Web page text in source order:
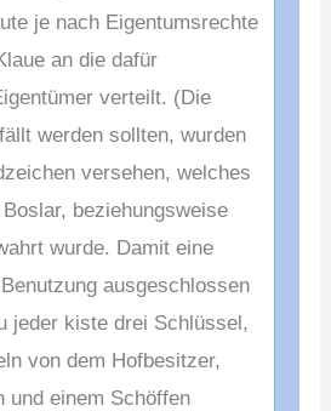
je nach Eigentumsrechte
an die dafür
verteilt. (Die
werden sollten, wurden
versehen, welches
beziehungsweise
wurde. Damit eine
ausgeschlossen
jeder kiste drei Schlüssel,
von dem Hofbesitzer,
und einem Schöffen